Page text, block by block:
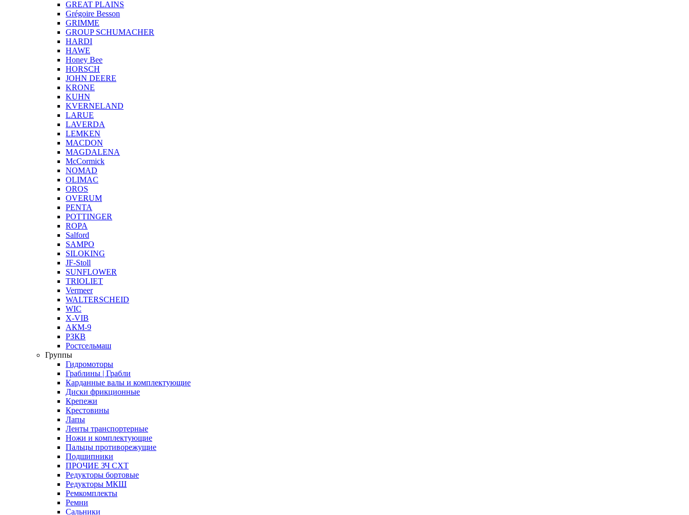
GREAT PLAINS
Grégoire Besson
GRIMME
GROUP SCHUMACHER
HARDI
HAWE
Honey Bee
HORSCH
JOHN DEERE
KRONE
KUHN
KVERNELAND
LARUE
LAVERDA
LEMKEN
MACDON
MAGDALENA
McCormick
NOMAD
OLIMAC
OROS
OVERUM
PENTA
POTTINGER
ROPA
Salford
SAMPO
SILOKING
JF-Stoll
SUNFLOWER
TRIOLIET
Vermeer
WALTERSCHEID
WIC
X-VIB
АКМ-9
РЗКВ
Ростсельмаш
Группы
Гидромоторы
Граблины | Грабли
Карданные валы и комплектующие
Диски фрикционные
Крепежи
Крестовины
Лапы
Ленты транспортерные
Ножи и комплектующие
Пальцы противорежущие
Подшипники
ПРОЧИЕ ЗЧ СХТ
Редукторы бортовые
Редукторы МКШ
Ремкомплекты
Ремни
Сальники